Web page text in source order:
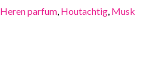
Heren parfum, Houtachtig, Musk